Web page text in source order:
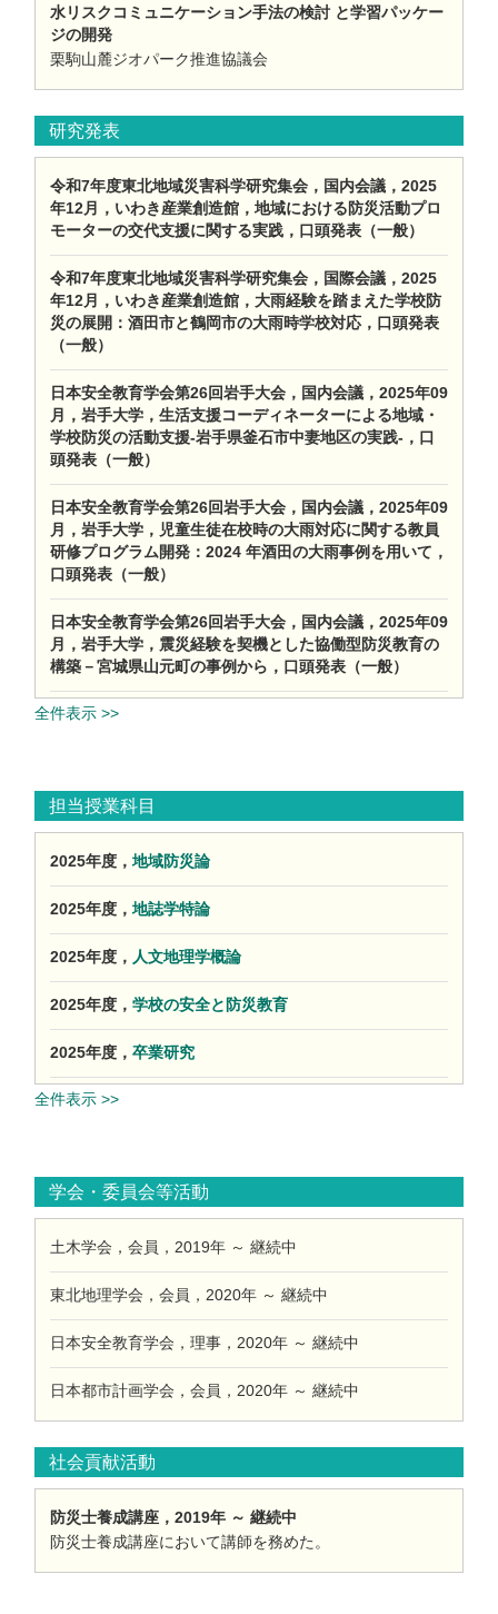
水リスクコミュニケーション手法の検討 と学習パッケー
ジの開発
栗駒山麓ジオパーク推進協議会
研究発表
令和7年度東北地域災害科学研究集会，国内会議，2025
年12月，いわき産業創造館，地域における防災活動プロ
モーターの交代支援に関する実践，口頭発表（一般）
令和7年度東北地域災害科学研究集会，国際会議，2025
年12月，いわき産業創造館，大雨経験を踏まえた学校防
災の展開：酒田市と鶴岡市の大雨時学校対応，口頭発表
（一般）
⽇本安全教育学会第26回岩手⼤会，国内会議，2025年09
月，岩手大学，生活支援コーディネーターによる地域・
学校防災の活動支援-岩手県釜石市中妻地区の実践-，口
頭発表（一般）
⽇本安全教育学会第26回岩手⼤会，国内会議，2025年09
月，岩手大学，児童生徒在校時の大雨対応に関する教員
研修プログラム開発：2024 年酒田の大雨事例を用いて，
口頭発表（一般）
⽇本安全教育学会第26回岩手⼤会，国内会議，2025年09
月，岩手大学，震災経験を契機とした協働型防災教育の
構築－宮城県山元町の事例から，口頭発表（一般）
全件表示 >>
担当授業科目
2025年度， 地域防災論
2025年度， 地誌学特論
2025年度， 人文地理学概論
2025年度， 学校の安全と防災教育
2025年度， 卒業研究
全件表示 >>
学会・委員会等活動
土木学会，会員，2019年 ～ 継続中
東北地理学会，会員，2020年 ～ 継続中
日本安全教育学会，理事，2020年 ～ 継続中
日本都市計画学会，会員，2020年 ～ 継続中
社会貢献活動
防災士養成講座，2019年 ～ 継続中
防災士養成講座において講師を務めた。